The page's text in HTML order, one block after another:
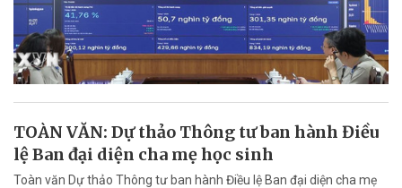
TOÀN VĂN: Dự thảo Thông tư ban hành Điều
lệ Ban đại diện cha mẹ học sinh
Toàn văn Dự thảo Thông tư ban hành Điều lệ Ban đại diện cha mẹ